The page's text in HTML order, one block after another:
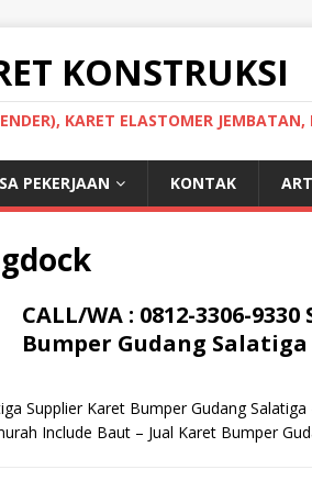
KONSTRUKSI
KARET ELASTOMER
PEKERJAAN KONTAK
CALL/WA : 0812-3306-
Bumper Gudang Salatiga
Supplier Karet Bumper Gudang Salatiga
Include Baut – Jual Karet Bumper